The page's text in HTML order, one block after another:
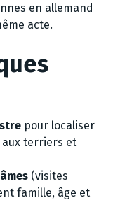
en allemand
acte.
pour localiser
terriers et
(visites
famille, âge et